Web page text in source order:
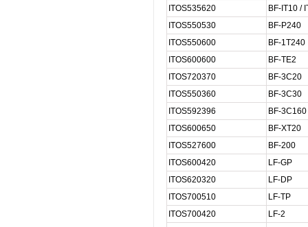
ITOS535620
BF-IT10 /
ITOS550530
BF-P240
ITOS550600
BF-1T240
ITOS600600
BF-TE2
ITOS720370
BF-3C20
ITOS550360
BF-3C30
ITOS592396
BF-3C160
ITOS600650
BF-XT20
ITOS527600
BF-200
ITOS600420
LF-GP
ITOS620320
LF-DP
ITOS700510
LF-TP
ITOS700420
LF-2